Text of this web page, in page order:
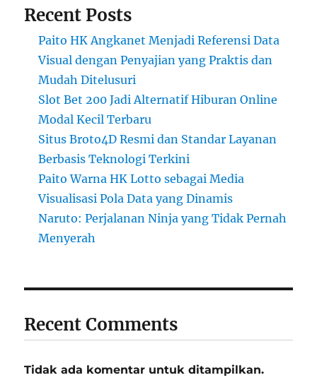
Recent Posts
Paito HK Angkanet Menjadi Referensi Data
Visual dengan Penyajian yang Praktis dan
Mudah Ditelusuri
Slot Bet 200 Jadi Alternatif Hiburan Online
Modal Kecil Terbaru
Situs Broto4D Resmi dan Standar Layanan
Berbasis Teknologi Terkini
Paito Warna HK Lotto sebagai Media
Visualisasi Pola Data yang Dinamis
Naruto: Perjalanan Ninja yang Tidak Pernah
Menyerah
Recent Comments
Tidak ada komentar untuk ditampilkan.